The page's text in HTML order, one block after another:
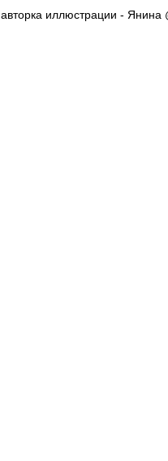
авторка иллюстрации - Янина